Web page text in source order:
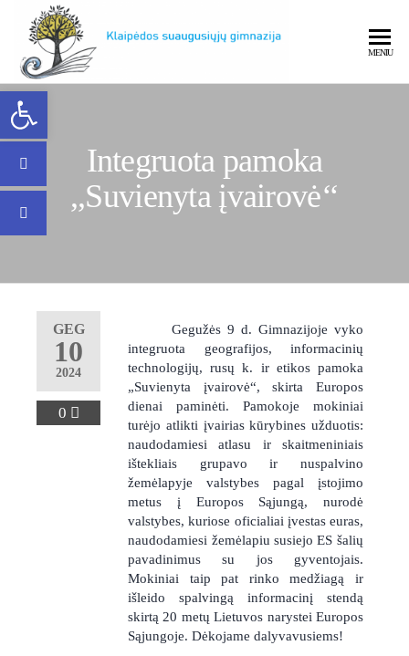
Open toolbar
suaugusiųjų
gimnazija
MENIU
Integruota pamoka
,,Suvienyta įvairovė‘‘
GEG
10
2024
0
Gegužės 9 d. Gimnazijoje vyko
integruota geografijos, informacinių
technologijų, rusų k. ir etikos pamoka
„Suvienyta įvairovė“, skirta Europos
dienai paminėti. Pamokoje mokiniai
turėjo atlikti įvairias kūrybines užduotis:
naudodamiesi atlasu ir skaitmeniniais
ištekliais grupavo ir nuspalvino
žemėlapyje valstybes pagal įstojimo
metus į Europos Sąjungą, nurodė
valstybes, kuriose oficialiai įvestas euras,
naudodamiesi žemėlapiu susiejo ES šalių
pavadinimus su jos gyventojais.
Mokiniai taip pat rinko medžiagą ir
išleido spalvingą informacinį stendą
skirtą 20 metų Lietuvos narystei Europos
Sąjungoje. Dėkojame dalyvavusiems!